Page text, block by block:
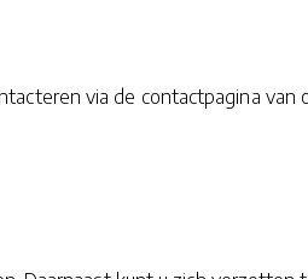
via de contactpagina van